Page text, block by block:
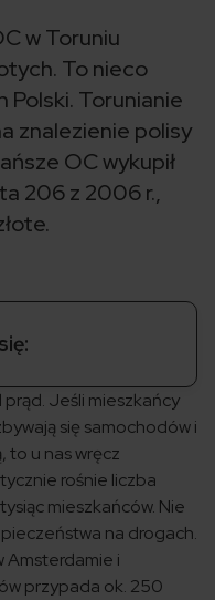
w Toruniu
To nieco
Polski. Torunianie
znalezienie polisy
OC wykupił
206 z 2006 r.,
Jeśli mieszkańcy
się samochodów i
to u nas wręcz
rośnie liczba
mieszkańców. Nie
na drogach.
Amsterdamie i
przypada ok. 250